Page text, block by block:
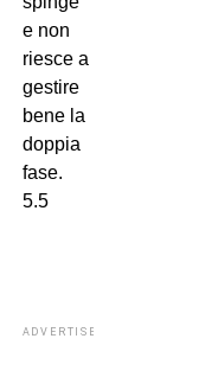
e non
riesce a
gestire
bene la
doppia
fase.
5.5
ADVERTISEMENT